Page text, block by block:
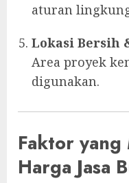
aturan
Lokasi Bersih
Area proyek
digunakan.
Faktor
Harga Jasa